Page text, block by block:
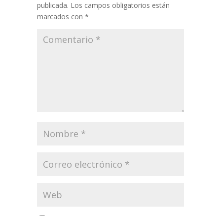
publicada. Los campos obligatorios están
marcados con *